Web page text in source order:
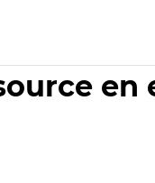
en